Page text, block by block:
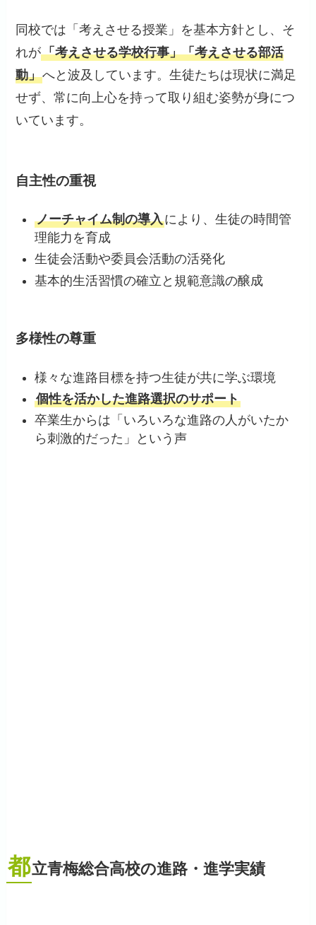
同校では「考えさせる授業」を基本方針とし、そ
れが「考えさせる学校行事」「考えさせる部活
動」へと波及しています。生徒たちは現状に満足
せず、常に向上心を持って取り組む姿勢が身につ
いています。
自主性の重視
ノーチャイム制の導入により、生徒の時間管
理能力を育成
生徒会活動や委員会活動の活発化
基本的生活習慣の確立と規範意識の醸成
多様性の尊重
様々な進路目標を持つ生徒が共に学ぶ環境
個性を活かした進路選択のサポート
卒業生からは「いろいろな進路の人がいたか
ら刺激的だった」という声
都立青梅総合高校の進路・進学実績